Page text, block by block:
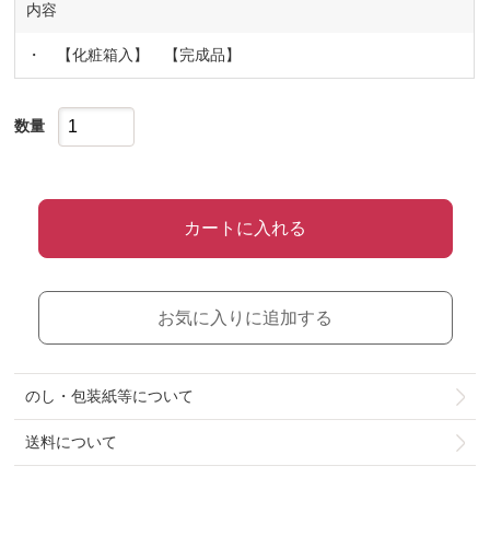
内容
・ 【化粧箱入】 【完成品】
数量
カートに入れる
お気に入りに追加する
のし・包装紙等について
送料について